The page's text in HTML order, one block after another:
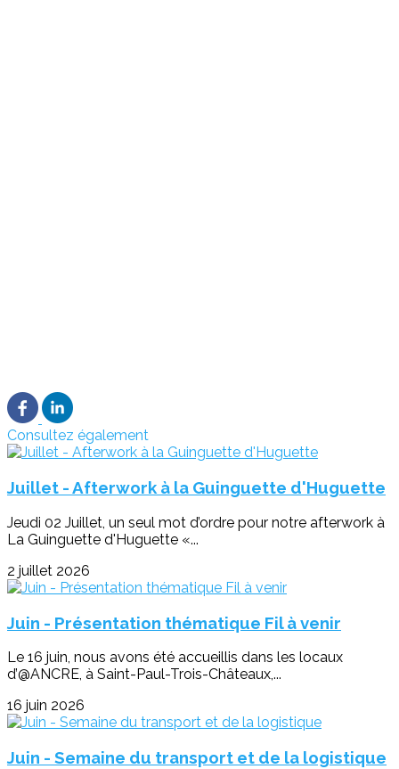
Consultez également
Juillet - Afterwork à la Guinguette d'Huguette
Jeudi 02 Juillet, un seul mot d’ordre pour notre afterwork à
La Guinguette d'Huguette «...
2 juillet 2026
Juin - Présentation thématique Fil à venir
Le 16 juin, nous avons été accueillis dans les locaux
d’@ANCRE, à Saint-Paul-Trois-Châteaux,...
16 juin 2026
Juin - Semaine du transport et de la logistique